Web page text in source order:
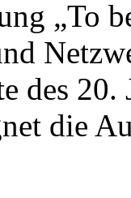
„To
des 20.
die